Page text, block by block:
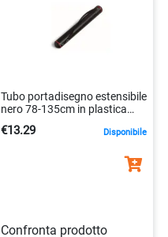
Tubo portadisegno estensibile
nero 78-135cm in plastica
€13.29 Disponibile
Confronta prodotto